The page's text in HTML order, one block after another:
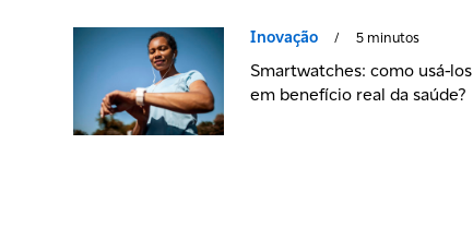
Inovação / 5 minutos
Smartwatches: como usá-los
em benefício real da saúde?